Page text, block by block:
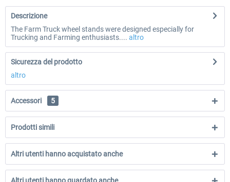
Descrizione
The Farm Truck wheel stands were designed especially for
Trucking and Farming enthusiasts.... altro
Sicurezza del prodotto
altro
Accessori 5
Prodotti simili
Altri utenti hanno acquistato anche